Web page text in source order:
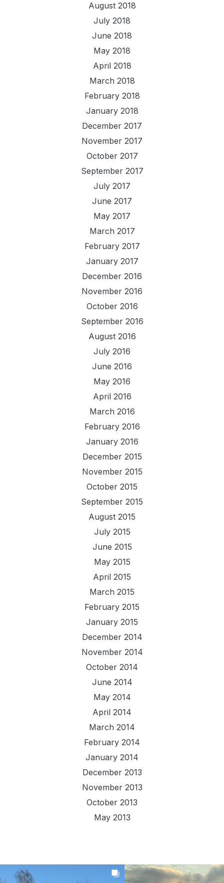
August 2018
July 2018
June 2018
May 2018
April 2018
March 2018
February 2018
January 2018
December 2017
November 2017
October 2017
September 2017
July 2017
June 2017
May 2017
March 2017
February 2017
January 2017
December 2016
November 2016
October 2016
September 2016
August 2016
July 2016
June 2016
May 2016
April 2016
March 2016
February 2016
January 2016
December 2015
November 2015
October 2015
September 2015
August 2015
July 2015
June 2015
May 2015
April 2015
March 2015
February 2015
January 2015
December 2014
November 2014
October 2014
June 2014
May 2014
April 2014
March 2014
February 2014
January 2014
December 2013
November 2013
October 2013
May 2013